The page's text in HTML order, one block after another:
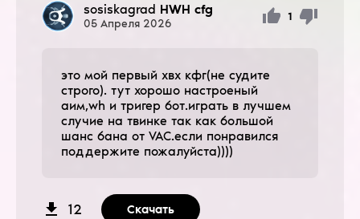
sosiskagrad HWH cfg
05 Апреля 2026
1
это мой первый хвх кфг(не судите
строго). тут хорошо настроеный
аим,wh и тригер бот.играть в лучшем
случие на твинке так как большой
шанс бана от VAC.если понравился
поддержите пожалуйста))))
12 Скачать